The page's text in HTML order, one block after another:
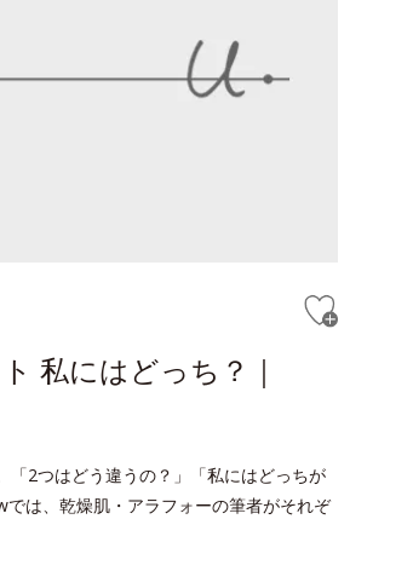
私にはどっち？｜
「2つはどう違うの？」「私にはどっちが
は、乾燥肌・アラフォーの筆者がそれぞ